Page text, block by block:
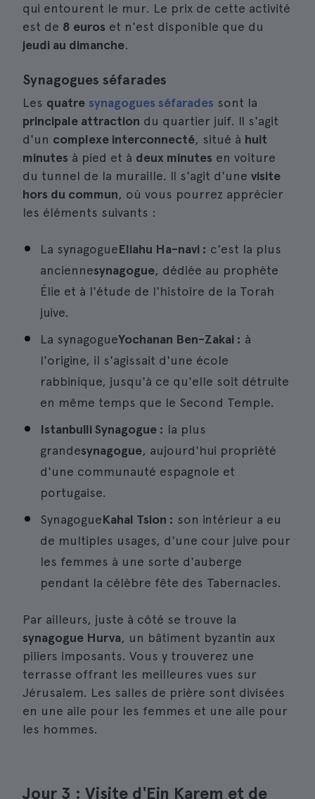
qui entourent le mur. Le prix de cette activité
est de 8 euros et n'est disponible que du
jeudi au dimanche.
Synagogues séfarades
Les quatre synagogues séfarades sont la
principale attraction du quartier juif. Il s'agit
d'un complexe interconnecté, situé à huit
minutes à pied et à deux minutes en voiture
du tunnel de la muraille. Il s'agit d'une visite
hors du commun, où vous pourrez apprécier
les éléments suivants :
La synagogueEliahu Ha-navi : c'est la plus
anciennesynagogue, dédiée au prophète
Élie et à l'étude de l'histoire de la Torah
juive.
La synagogueYochanan Ben-Zakai : à
l'origine, il s'agissait d'une école
rabbinique, jusqu'à ce qu'elle soit détruite
en même temps que le Second Temple.
Istanbulli Synagogue : la plus
grandesynagogue, aujourd'hui propriété
d'une communauté espagnole et
portugaise.
SynagogueKahal Tsion : son intérieur a eu
de multiples usages, d'une cour juive pour
les femmes à une sorte d'auberge
pendant la célèbre fête des Tabernacles.
Par ailleurs, juste à côté se trouve la
synagogue Hurva, un bâtiment byzantin aux
piliers imposants. Vous y trouverez une
terrasse offrant les meilleures vues sur
Jérusalem. Les salles de prière sont divisées
en une aile pour les femmes et une aile pour
les hommes.
Jour 3 : Visite d'Ein Karem et de